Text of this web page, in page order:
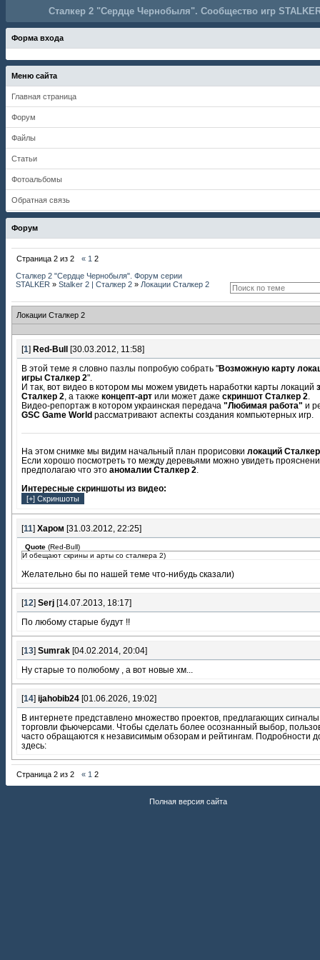
Сталкер 2 "Сердце Чернобыля". Сообщество игр
Форма входа
Меню сайта
Главная страница
Форум
Файлы
Статьи
Фотоальбомы
Обратная связь
Форум
Страница 2 из 2 « 1 2
Сталкер 2 "Сердце Чернобыля". Форум серии
STALKER » Stalker 2 | Сталкер 2 » Локации Сталкер 2
Локации Сталкер 2
[1] Red-Bull [30.03.2012, 11:58]
В этой теме я словно пазлы попробую собрать "Возможную карту
игры Сталкер 2".
И так, вот видео в котором мы можем увидеть наработки карты локаций
Сталкер 2 , а также концепт-арт или может даже скриншот Сталкер 2
Видео-репортаж в котором украинская передача "Любимая работа" и
GSC Game World рассматривают аспекты создания компьютерных игр.
На этом снимке мы видим начальный план прорисовки локаций
Если хорошо посмотреть то между деревьями можно увидеть
предполагаю что это аномалии Сталкер 2
Интересные скриншоты из видео:
[11] Харом [31.03.2012, 22:25]
Quote (Red-Bull)
И обещают скрины и арты со сталкера 2)
Желательно бы по нашей теме что-нибудь сказали)
[12] Serj [14.07.2013, 18:17]
По любому старые будут !!
[13] Sumrak [04.02.2014, 20:04]
Ну старые то полюбому , а вот новые хм...
[14] ijahobib24 [01.06.2026, 19:02]
В интернете представлено множество проектов, предлагающих
торговли фьючерсами. Чтобы сделать более осознанный выбор,
часто обращаются к независимым обзорам и рейтингам. Подробности
здесь:
Страница 2 из 2 « 1 2
Полная версия сайта